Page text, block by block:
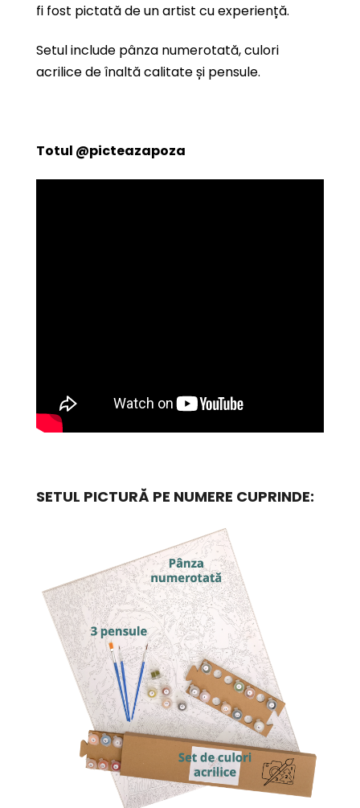
fi fost pictată de un artist cu experiență.
Setul include pânza numerotată, culori
acrilice de înaltă calitate și pensule.
Totul @picteazapoza
SETUL PICTURĂ PE NUMERE CUPRINDE: